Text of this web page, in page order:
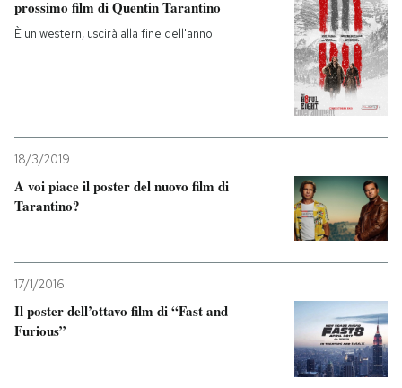
prossimo film di Quentin Tarantino
È un western, uscirà alla fine dell'anno
18/3/2019
A voi piace il poster del nuovo film di
Tarantino?
17/1/2016
Il poster dell’ottavo film di “Fast and
Furious”